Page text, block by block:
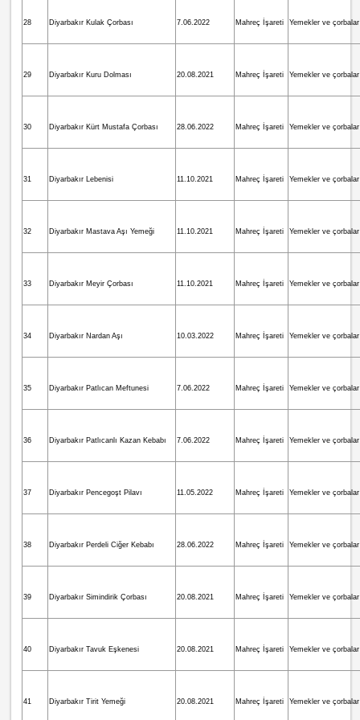
28 Diyarbakır Kulak Çorbası 7.06.2022 Mahreç İşareti Yemekler ve çorbalar
29 Diyarbakır Kuru Dolması 20.08.2021 Mahreç İşareti Yemekler ve çorbalar
30 Diyarbakır Kürt Mustafa Çorbası 28.06.2022 Mahreç İşareti Yemekler ve çorbalar
31 Diyarbakır Lebenisi 11.10.2021 Mahreç İşareti Yemekler ve çorbalar
32 Diyarbakır Mastava Aşı Yemeği 11.10.2021 Mahreç İşareti Yemekler ve çorbalar
33 Diyarbakır Meyir Çorbası 11.10.2021 Mahreç İşareti Yemekler ve çorbalar
34 Diyarbakır Nardan Aşı 10.03.2022 Mahreç İşareti Yemekler ve çorbalar
35 Diyarbakır Patlıcan Meftunesi 7.06.2022 Mahreç İşareti Yemekler ve çorbalar
36 Diyarbakır Patlıcanlı Kazan Kebabı 7.06.2022 Mahreç İşareti Yemekler ve çorbalar
37 Diyarbakır Pencegoşt Pilavı 11.05.2022 Mahreç İşareti Yemekler ve çorbalar
38 Diyarbakır Perdeli Ciğer Kebabı 28.06.2022 Mahreç İşareti Yemekler ve çorbalar
39 Diyarbakır Simindirik Çorbası 20.08.2021 Mahreç İşareti Yemekler ve çorbalar
40 Diyarbakır Tavuk Eşkenesi 20.08.2021 Mahreç İşareti Yemekler ve çorbalar
41 Diyarbakır Tirit Yemeği 20.08.2021 Mahreç İşareti Yemekler ve çorbalar